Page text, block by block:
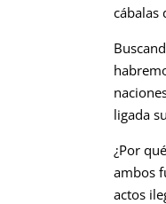
cábalas
ligada
¿Por
ambos
actos